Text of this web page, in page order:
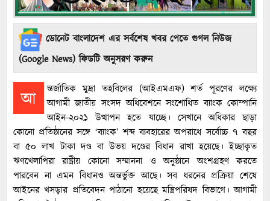
ডোনেট বাংলাদেশ এর সর্বশেষ খবর পেতে গুগল নিউজ
(Google News) ফিডটি অনুসরণ করুন
আ
ন্তর্জাতিক মুদ্রা তহবিলের (আইএমএফ) শর্ত পূরণের লক্ষ্যে
আগামী জাতীয় সংসদ অধিবেশনে সংশোধিত ব্যাংক কোম্পানি
আইন-২০২১ উত্থাপন হতে যাচ্ছে। সেখানে অধিকার ছাড়া
কোনো প্রতিষ্ঠানের সঙ্গে ‘ব্যাংক’ শব্দ ব্যবহারের অপরাধে সর্বোচ্চ ৭ বছর
বা ৫০ লাখ টাকা দণ্ড বা উভয় দণ্ডের বিধান রাখা হয়েছে। ইচ্ছাকৃত
ঋণখেলাপিরা রাষ্ট্রীয় কোনো সম্মাননা ও অনুষ্ঠানে অংশগ্রহণ করতে
পারবেন না এমন বিধানও অন্তর্ভুক্ত আছে। সব ধরনের প্রক্রিয়া শেষে
আইনের খসড়ার প্রতিবেদন পাঠানো হয়েছে মন্ত্রিপরিষদ বিভাগে। আগামী